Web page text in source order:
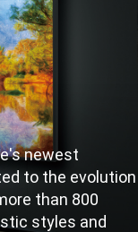
newest
to the evolution
than 800
styles and